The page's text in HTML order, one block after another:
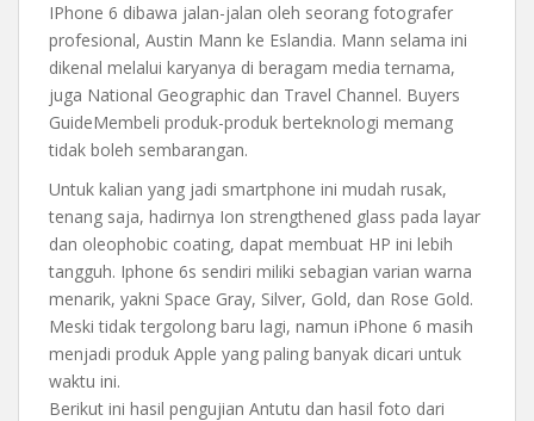
IPhone 6 dibawa jalan-jalan oleh seorang fotografer
profesional, Austin Mann ke Eslandia. Mann selama ini
dikenal melalui karyanya di beragam media ternama,
juga National Geographic dan Travel Channel. Buyers
GuideMembeli produk-produk berteknologi memang
tidak boleh sembarangan.
Untuk kalian yang jadi smartphone ini mudah rusak,
tenang saja, hadirnya Ion strengthened glass pada layar
dan oleophobic coating, dapat membuat HP ini lebih
tangguh. Iphone 6s sendiri miliki sebagian varian warna
menarik, yakni Space Gray, Silver, Gold, dan Rose Gold.
Meski tidak tergolong baru lagi, namun iPhone 6 masih
menjadi produk Apple yang paling banyak dicari untuk
waktu ini.
Berikut ini hasil pengujian Antutu dan hasil foto dari